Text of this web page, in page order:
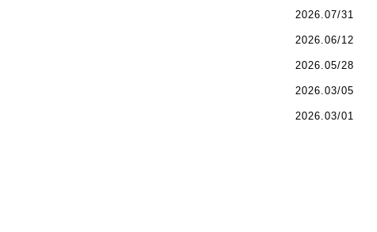
2026.07/31
2026.06/12
2026.05/28
2026.03/05
2026.03/01